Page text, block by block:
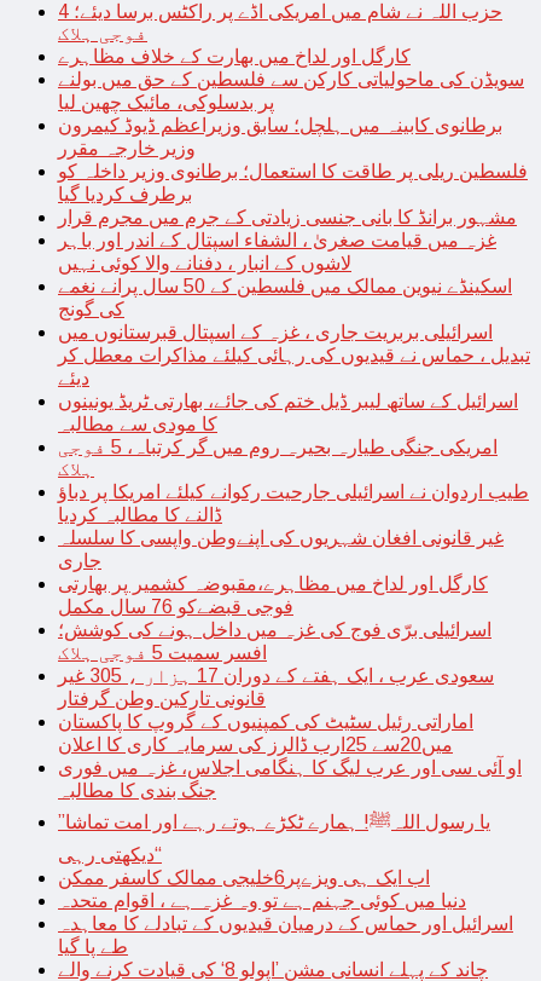
حزب اللہ نے شام میں امریکی اڈے پر راکٹس برسا دیئے؛ 4
فوجی ہلاک
کارگل اور لداخ میں بھارت کے خلاف مظاہرے
سویڈن کی ماحولیاتی کارکن سے فلسطین کے حق میں بولنے
پر بدسلوکی، مائیک چھین لیا
برطانوی کابینہ میں ہلچل؛ سابق وزیراعظم ڈیوڈ کیمرون
وزیر خارجہ مقرر
فلسطین ریلی پر طاقت کا استعمال؛ برطانوی وزیر داخلہ کو
برطرف کردیا گیا
مشہور برانڈ کا بانی جنسی زیادتی کے جرم میں مجرم قرار
غزہ میں قیامت صغریٰ ، الشفاء اسپتال کے اندر اور باہر
لاشوں کے انبار ، دفنانے والا کوئی نہیں
اسکینڈے نیوین ممالک میں فلسطین کے 50 سال پرانے نغمے
کی گونج
اسرائیلی بربریت جاری ، غزہ کے اسپتال قبرستانوں میں
تبدیل ، حماس نے قیدیوں کی رہائی کیلئے مذاکرات معطل کر
دیئے
اسرائیل کے ساتھ لیبر ڈیل ختم کی جائے، بھارتی ٹریڈ یونینوں
کا مودی سے مطالبہ
امریکی جنگی طیارہ بحیرہ روم میں گر کرتباہ، 5 فوجی
ہلاک
طیب اردوان نے اسرائیلی جارحیت رکوانے کیلئے امریکا پر دباؤ
ڈالنے کا مطالبہ کردیا
غیر قانونی افغان شہریوں کی اپنےوطن واپسی کا سلسلہ
جاری
کارگل اور لداخ میں مظاہرے،مقبوضہ کشمیر پر بھارتی
فوجی قبضےکو 76 سال مکمل
اسرائیلی برّی فوج کی غزہ میں داخل ہونے کی کوشش؛
افسر سمیت 5 فوجی ہلاک
سعودی عرب ، ایک ہفتے کے دوران 17 ہزار ، 305 غیر
قانونی تارکین وطن گرفتار
اماراتی رئیل سٹیٹ کی کمپنیوں کے گروپ کا پاکستان
میں20سے 25ارب ڈالرز کی سرمایہ کاری کا اعلان
او آئی سی اور عرب لیگ کا ہنگامی اجلاس، غزہ میں فوری
جنگ بندی کا مطالبہ
’’یا رسول اللہﷺ! ہمارے ٹکڑے ہوتے رہے اور امت تماشا
دیکھتی رہی‘‘
اب ایک ہی ویزےپر6خلیجی ممالک کاسفر ممکن
دنیا میں کوئی جہنم ہے تو وہ غزہ ہے ، اقوام متحدہ
اسرائیل اور حماس کے درمیان قیدیوں کے تبادلے کا معاہدہ
طے پا گیا
چاند کے پہلے انسانی مشن ’اپولو 8‘ کی قیادت کرنے والے